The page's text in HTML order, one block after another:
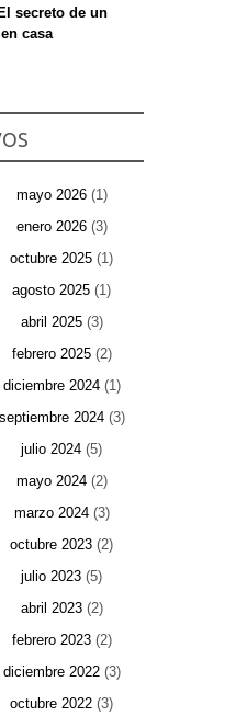
secreto de un
casa
mayo 2026(1)
enero 2026(3)
octubre 2025 (1)
agosto 2025 (1)
abril 2025(3)
febrero 2025(2)
diciembre 2024(1)
septiembre 2024(3)
julio 2024 (5)
mayo 2024(2)
marzo 2024(3)
octubre 2023 (2)
julio 2023 (5)
abril 2023(2)
febrero 2023(2)
diciembre 2022(3)
octubre 2022 (3)